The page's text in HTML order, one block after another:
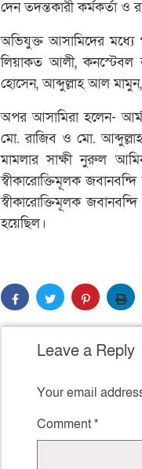
দেন তদন্তকারী কর্মকর্তা
অভিযুক্ত আসামিদের মধ্যে
লিয়াকত আলী, কনস্টেবল
হোসেন, আব্দুল্লাহ আল
অপর আসামিরা হলেন-
মো. রাজিব ও মো. আব্দুল্লাহ
মামলার সাক্ষী নুরুল
স্বীকারোক্তিমূলক
স্বীকারোক্তিমূলক
হয়েছিল।
Leave a Reply
Your email
Comment*